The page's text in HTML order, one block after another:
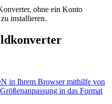
ohne ein Konto
installieren.
in Ihrem Browser mithilfe von
in das Format